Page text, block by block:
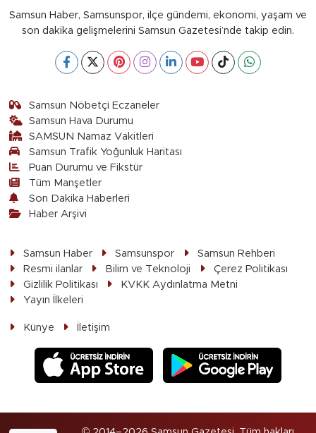
Samsun Haber, Samsunspor, ilçe gündemi, ekonomi, yaşam ve
son dakika gelişmelerini Samsun Gazetesi’nde takip edin.
Samsun Nöbetçi Eczaneler
Samsun Hava Durumu
SAMSUN Namaz Vakitleri
Samsun Trafik Yoğunluk Haritası
Puan Durumu ve Fikstür
Tüm Manşetler
Son Dakika Haberleri
Haber Arşivi
Samsun Haber Samsunspor
Samsun Rehberi
Resmi ilanlar
Bilim ve Teknoloji
Çerez Politikası
Gizlilik Politikası
KVKK Aydınlatma Metni
Yayın İlkeleri
Künye İletişim